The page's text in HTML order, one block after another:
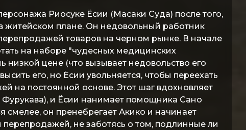
Риосуке Ёсии (Масаки Суда) после того,
житейском плане. Он недовольный работник
товаров на черном рынке. В начале
на наборе "чудесных медицинских
низкой цене (что вызывает недовольство его
его, но Ёсии увольняется, чтобы переехать
на постоянной основе. Этот шаг вдохновляет
и Ёсии нанимает помощника Сано
смелее, он пренебрегает Акико и начинает
перепродажей, не заботясь о том, подлинные ли